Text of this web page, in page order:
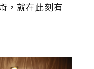
，就在此刻有